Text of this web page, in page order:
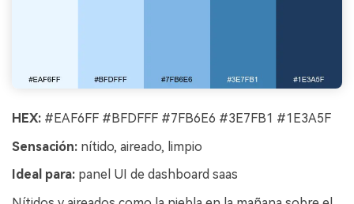
HEX: #EAF6FF #BFDFFF #7FB6E6 #3E7FB1 #1E3A5F
Sensación: nítido, aireado, limpio
Ideal para: panel UI de dashboard saas